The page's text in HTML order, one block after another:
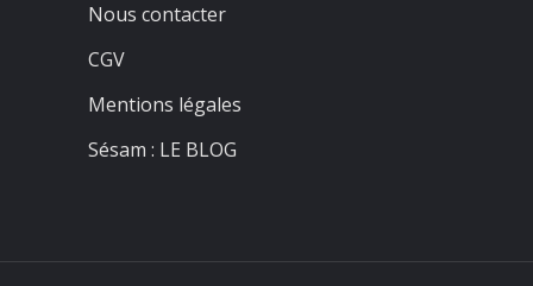
Nous contacter
CGV
Mentions légales
Sésam : LE BLOG